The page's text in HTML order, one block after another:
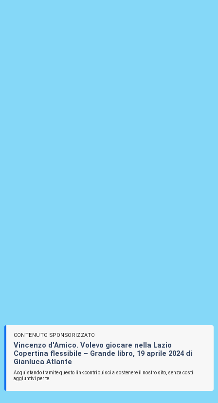
CONTENUTO SPONSORIZZATO
Vincenzo d'Amico. Volevo giocare nella Lazio
Copertina flessibile – Grande libro, 19 aprile 2024 di
Gianluca Atlante
Acquistando tramite questo link contribuisci a sostenere il nostro sito, senza costi
aggiuntivi per te.